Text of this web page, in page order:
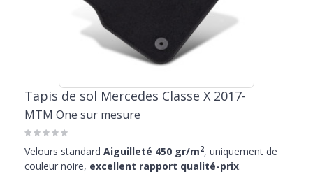
Tapis de sol Mercedes Classe X 2017-
MTM One sur mesure
Velours standard Aiguilleté 450 gr/m2, uniquement de
couleur noire, excellent rapport qualité-prix.